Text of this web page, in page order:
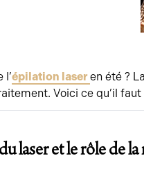
l’épilation laseren été ?
Voici ce qu’il
laser et le rôle de